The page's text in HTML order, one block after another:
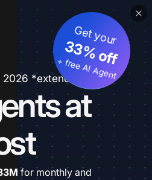
*extended
at
Get your
33% off
+ free AI Agent
for monthly and